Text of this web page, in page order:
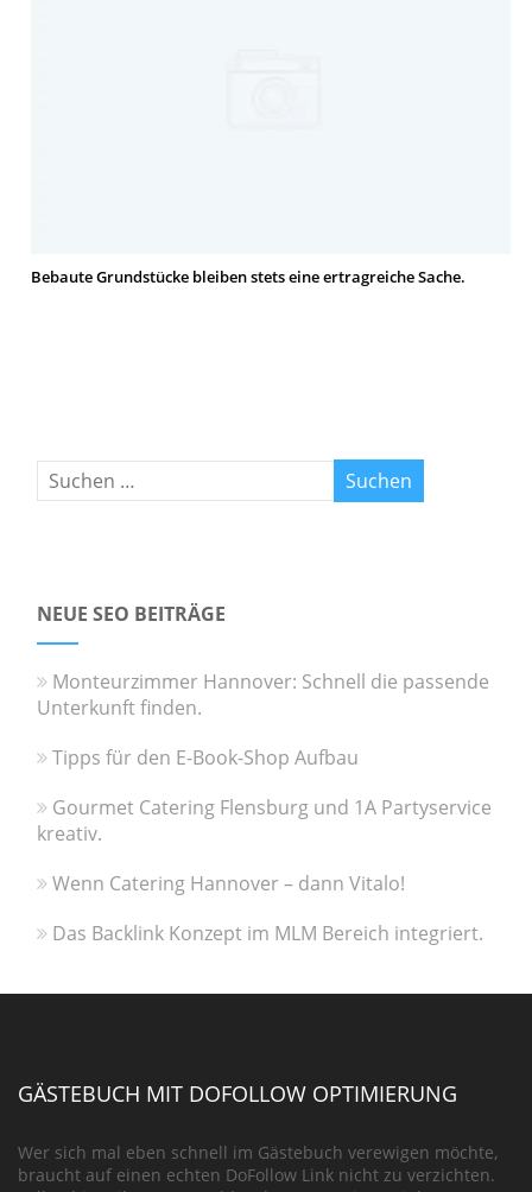
Bebaute Grundstücke bleiben stets eine ertragreiche Sache.
NEUE SEO BEITRÄGE
Monteurzimmer Hannover: Schnell die passende
Unterkunft finden.
Tipps für den E-Book-Shop Aufbau
Gourmet Catering Flensburg und 1A Partyservice
kreativ.
Wenn Catering Hannover – dann Vitalo!
Das Backlink Konzept im MLM Bereich integriert.
GÄSTEBUCH MIT DOFOLLOW OPTIMIERUNG
Wer sich mal eben schnell im Gästebuch verewigen möchte,
braucht auf einen echten DoFollow Link nicht zu verzichten.